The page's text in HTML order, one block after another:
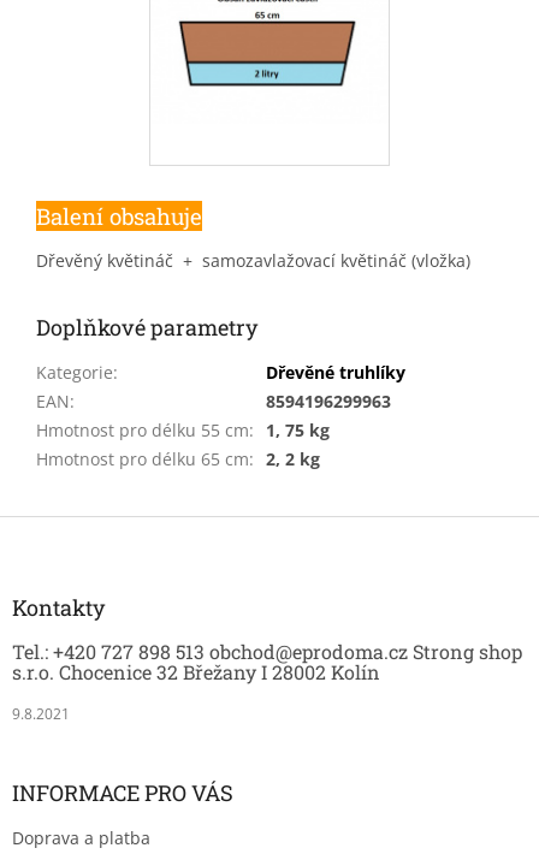
Balení obsahuje
Dřevěný květináč + samozavlažovací květináč (vložka)
Doplňkové parametry
Kategorie:
Dřevěné truhlíky
EAN:
8594196299963
Hmotnost pro délku 55 cm:
1, 75 kg
Hmotnost pro délku 65 cm: 2, 2 kg
Z
Kontakty
Tel.: +420 727 898 513 obchod@eprodoma.cz Strong shop
s.r.o. Chocenice 32 Břežany I 28002 Kolín
9.8.2021
INFORMACE PRO VÁS
Doprava a platba